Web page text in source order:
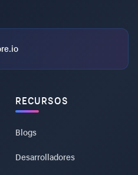
RECURSOS
Blogs
Desarrolladores